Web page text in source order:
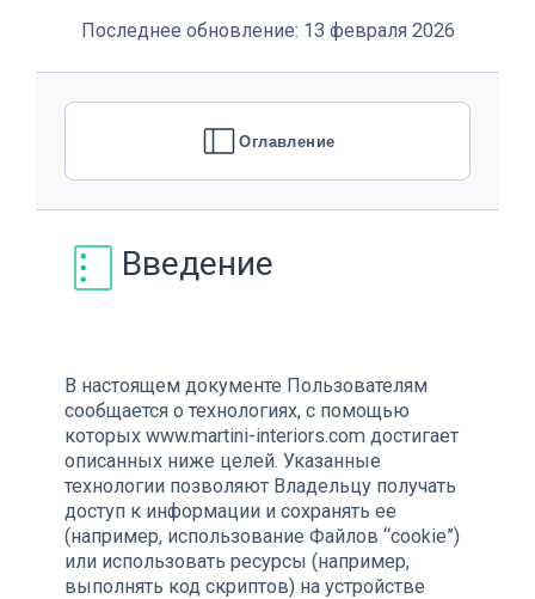
Последнее обновление: 13 февраля 2026
Оглавление
Введение
В настоящем документе Пользователям
сообщается о технологиях, с помощью
которых www.martini-interiors.com достигает
описанных ниже целей. Указанные
технологии позволяют Владельцу получать
доступ к информации и сохранять ее
(например, использование Файлов “cookie”)
или использовать ресурсы (например,
выполнять код скриптов) на устройстве